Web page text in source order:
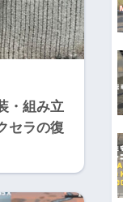
・組み立
セラの復